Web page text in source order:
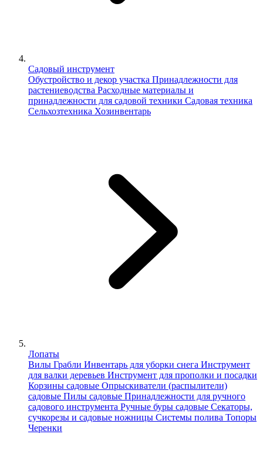
Садовый инструмент
Обустройство и декор участка Принадлежности для
растениеводства Расходные материалы и
принадлежности для садовой техники Садовая техника
Сельхозтехника Хозинвентарь
Лопаты
Вилы Грабли Инвентарь для уборки снега Инструмент
для валки деревьев Инструмент для прополки и посадки
Корзины садовые Опрыскиватели (распылители)
садовые Пилы садовые Принадлежности для ручного
садового инструмента Ручные буры садовые Секаторы,
сучкорезы и садовые ножницы Системы полива Топоры
Черенки